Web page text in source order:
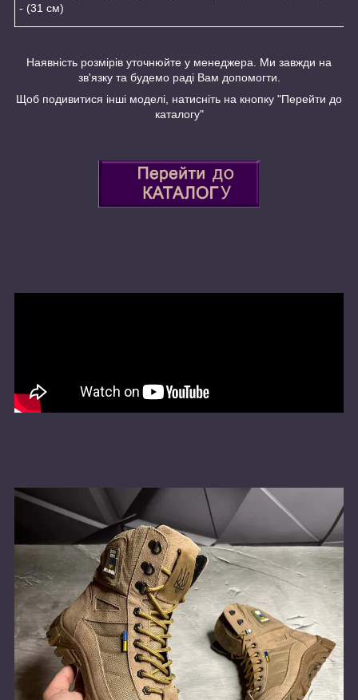
- (31 см)
Наявність розмірів уточнюйте у менеджера. Ми завжди на
зв'язку та будемо раді Вам допомогти.
Щоб подивитися інші моделі, натисніть на кнопку "Перейти до
каталогу"